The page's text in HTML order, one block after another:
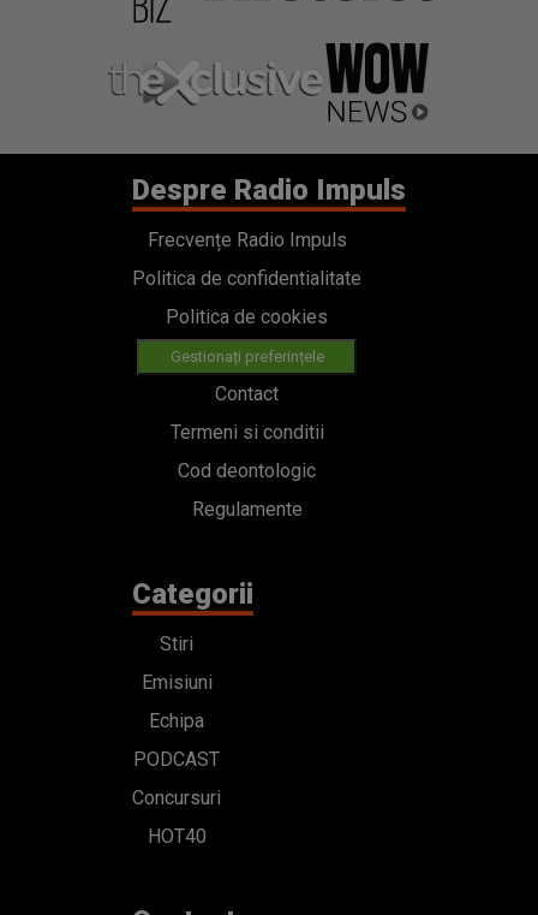
Despre Radio Impuls
Frecvențe Radio Impuls
Politica de confidentialitate
Politica de cookies
Gestionați preferințele
Contact
Termeni si conditii
Cod deontologic
Regulamente
Categorii
Stiri
Emisiuni
Echipa
PODCAST
Concursuri
HOT40